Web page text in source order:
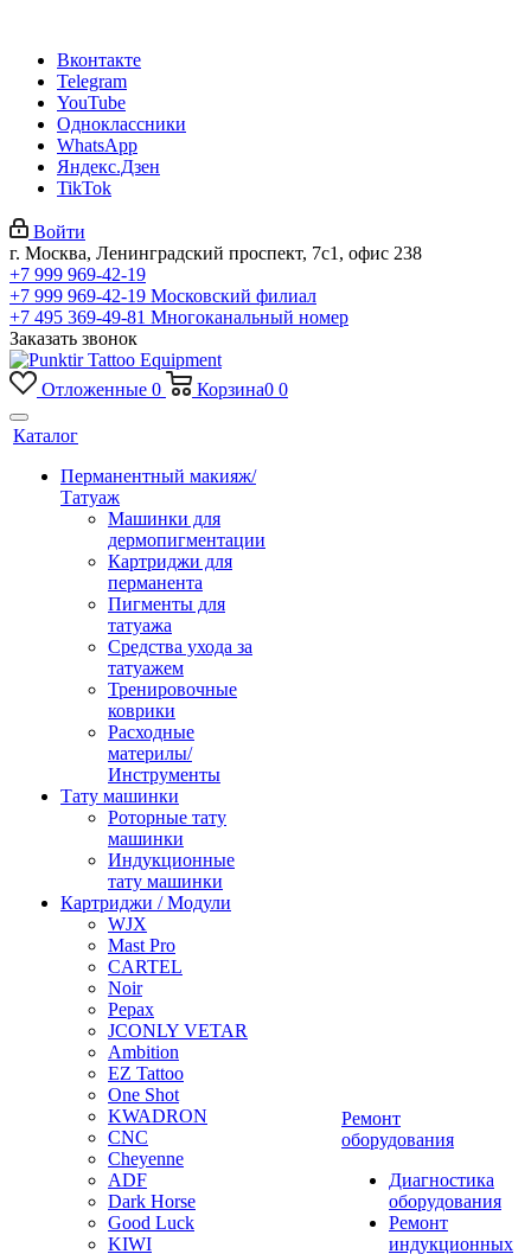
Вконтакте
Telegram
YouTube
Одноклассники
WhatsApp
Яндекс.Дзен
TikTok
Войти
г. Москва, Ленинградский проспект, 7с1, офис 238
+7 999 969-42-19
+7 999 969-42-19 Московский филиал
+7 495 369-49-81 Многоканальный номер
Заказать звонок
Отложенные 0 Корзина0 0
Каталог
Перманентный макияж/
Татуаж
Машинки для
дермопигментации
Картриджи для
перманента
Пигменты для
татуажа
Средства ухода за
татуажем
Тренировочные
коврики
Расходные
материлы/
Инструменты
Тату машинки
Роторные тату
машинки
Индукционные
тату машинки
Картриджи / Модули
WJX
Mast Pro
CARTEL
Noir
Pepax
JCONLY VETAR
Ambition
EZ Tattoo
One Shot
KWADRON
CNC
Cheyenne
ADF
Dark Horse
Good Luck
KIWI
Ремонт
оборудования
Диагностика
оборудования
Ремонт
индукционных